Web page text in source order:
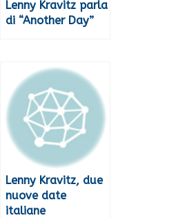
Lenny Kravitz parla
di “Another Day”
Lenny Kravitz, due
nuove date
italiane